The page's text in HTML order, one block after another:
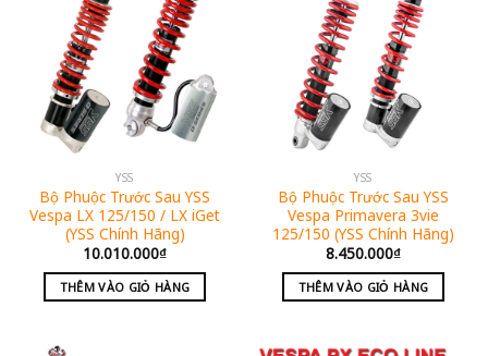
YSS
Bộ Phuộc Trước Sau YSS
Vespa LX 125/150 / LX iGet
(YSS Chính Hãng)
10.010.000₫
THÊM VÀO GIỎ HÀNG
YSS
Bộ Phuộc Trước Sau YSS
Vespa Primavera 3vie
125/150 (YSS Chính Hãng)
8.450.000₫
THÊM VÀO GIỎ HÀNG